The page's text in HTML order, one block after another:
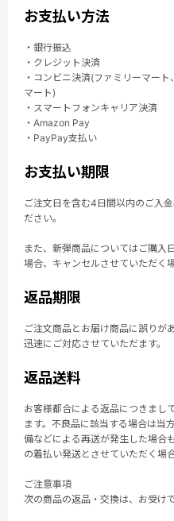
お支払い方法
・銀行振込
・クレジット決済
・コンビニ決済(ファミリーマー
マート)
・スマートフォンキャリア決済
・Amazon Pay
・PayPay支払い
お支払い期限
ご注文日を含む4日間以内のご入
ださい。
また、新弾商品についてはご購入
場合、キャンセルさせていただく
返品期限
ご注文商品とお届け商品に誤りが
迅速にご対応させていただます。
返品送料
お客様都合による返品につきまし
ます。不良品に該当する場合は当
備などによる再送が発生した場合
の着払い発送とさせていただく場
ご注意事項
次の商品の返品・交換は、お受け